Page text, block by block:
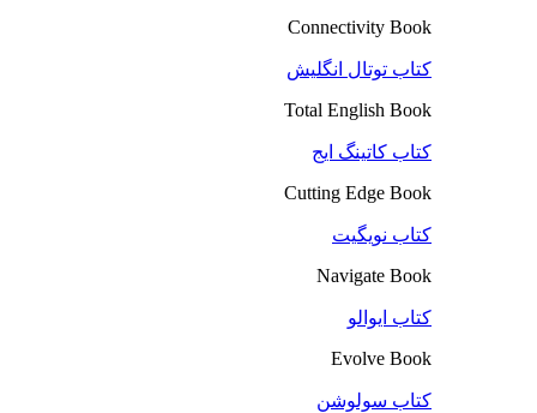
Connectivity Book
کتاب توتال انگلیش
Total English Book
کتاب کاتینگ ایج
Cutting Edge Book
کتاب نویگیت
Navigate Book
کتاب ایوالو
Evolve Book
کتاب سولوشن